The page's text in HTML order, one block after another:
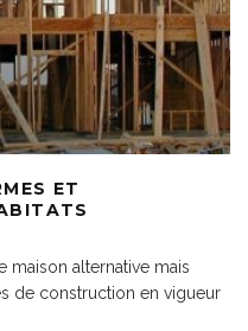
ET
maison alternative mais
de construction en vigueur